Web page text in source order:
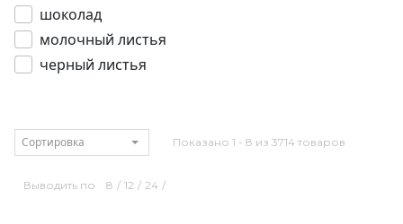
шоколад
молочный листья
черный листья
Сортировка Показано 1 - 8 из 3714 товаров
Выводить по 8 / 12 / 24 /